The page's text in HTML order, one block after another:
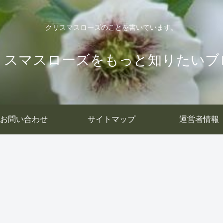
クリスマスローズのことを書いています。
スマスローズをもっと知りたいブ
お問い合わせ サイトマップ 運営者情報